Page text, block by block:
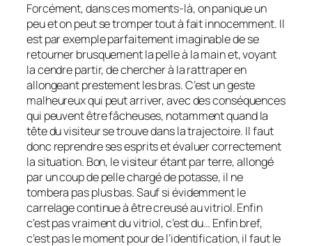
Forcément, dans ces moments-là, on panique un
peu et on peut se tromper tout à fait innocemment. Il
est par exemple parfaitement imaginable de se
retourner brusquement la pelle à la main et, voyant
la cendre partir, de chercher à la rattraper en
allongeant prestement les bras. C’est un geste
malheureux qui peut arriver, avec des conséquences
qui peuvent être fâcheuses, notamment quand la
tête du visiteur se trouve dans la trajectoire. Il faut
donc reprendre ses esprits et évaluer correctement
la situation. Bon, le visiteur étant par terre, allongé
par un coup de pelle chargé de potasse, il ne
tombera pas plus bas. Sauf si évidemment le
carrelage continue à être creusé au vitriol. Enfin
c’est pas vraiment du vitriol, c’est du… Enfin bref,
c’est pas le moment pour de l’identification, il faut le